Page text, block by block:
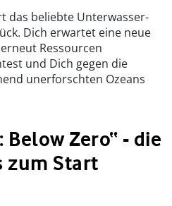
das beliebte Unterwasser-
Dich erwartet eine neue
Ressourcen
und Dich gegen die
unerforschten Ozeans
Zero“ - die
zum Start